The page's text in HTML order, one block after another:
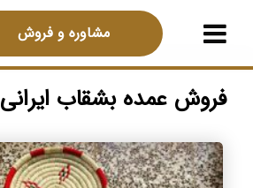
مشاوره و فروش
فروش عمده بشقاب ایرانی